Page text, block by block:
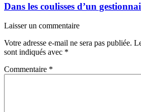
Dans les coulisses d’un
Laisser un commentaire
Votre adresse e-mail ne sera pas publiée.
sont indiqués avec *
Commentaire *